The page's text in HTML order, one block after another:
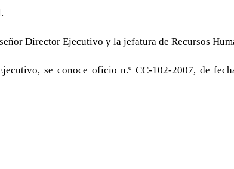
Director Ejecutivo y la jefatura de Recursos
se conoce oficio n.º CC-102-2007, de